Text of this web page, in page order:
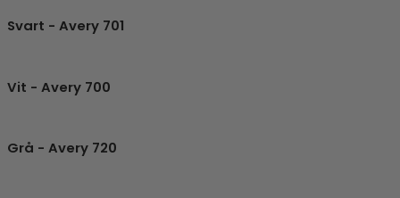
Svart - Avery 701
Vit - Avery 700
Grå - Avery 720